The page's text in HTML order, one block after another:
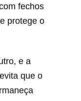
fechos
protege o
e a
que o